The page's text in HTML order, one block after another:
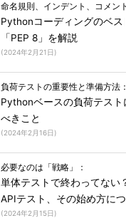
命名規則、インデント、コメン
Pythonコーディングのベス
「PEP 8」を解説
(2024年2月21日)
負荷テストの重要性と準備方法：
Pythonベースの負荷テスト
べきこと
(2024年2月16日)
必要なのは「戦略」：
単体テストで終わってな
APIテスト、その始め方に
(2024年2月15日)